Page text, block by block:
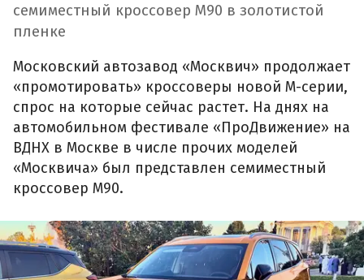
семиместный кроссовер М90 в золотистой
пленке
Московский автозавод «Москвич» продолжает
«промотировать» кроссоверы новой М-серии,
спрос на которые сейчас растет. На днях на
автомобильном фестивале «ПроДвижение» на
ВДНХ в Москве в числе прочих моделей
«Москвича» был представлен семиместный
кроссовер М90.